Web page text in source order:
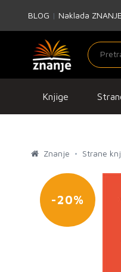
BLOG | Naklada ZNANJE
Knjige
Znanje Strane
-20%